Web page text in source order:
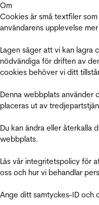
Om
Cookies är små textfiler
användarens upplevelse
Lagen säger att vi kan lagra
nödvändiga för driften av
cookies behöver vi ditt
Denna webbplats använder
placeras ut av
Du kan ändra eller återkalla
webbplats.
Läs vår integritetspolicy för
oss och hur vi behandlar
Ange ditt samtyckes-ID och